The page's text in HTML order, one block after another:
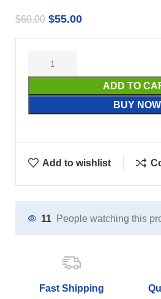
$60.00 $55.00
ADD TO
BUY NOW
Add to wishlist
11 People watching this
Fast Shipping